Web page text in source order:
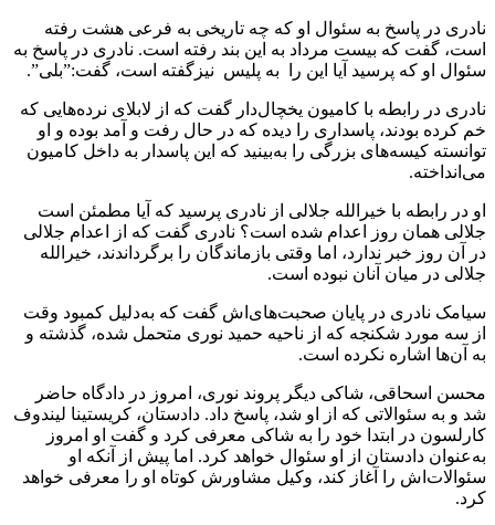
نادری در پاسخ به سئوال او که چه تاریخی به فرعی هشت رفته
است، گفت که بیست مرداد به این بند رفته است. نادری در پاسخ به
سئوال او که پرسید آیا این را به پلیس نیزگفته است، گفت:”بلی”.
نادری در رابطه با کامیون یخچال‌دار گفت که از لابلای نرده‌هایی که
خم کرده بودند، پاسداری را دیده که در حال رفت و آمد بوده و او
توانسته کیسه‌های بزرگی را به‌بینید که این پاسدار به داخل کامیون
می‌انداخته.
او در رابطه با خیرالله جلالی از نادری پرسید که آیا مطمئن است
جلالی همان روز اعدام شده است؟ نادری گفت که از اعدام جلالی
در آن روز خبر ندارد، اما وقتی بازماندگان را برگرداندند، خیرالله
جلالی در میان آنان نبوده است.
سیامک نادری در پایان صحبت‌های‌اش گفت که به‌دلیل کمبود وقت
از سه مورد شکنجه که از ناحیه حمید نوری متحمل شده، گذشته و
به آن‌ها اشاره نکرده است.
محسن اسحاقی، شاکی دیگر پروند نوری، امروز در دادگاه حاضر
شد و به سئوالاتی که از او شد، پاسخ داد. دادستان، کریستینا لیندوف
کارلسون در ابتدا خود را به شاکی معرفی کرد و گفت او امروز
به‌عنوان دادستان از او سئوال خواهد کرد. اما پیش از آنکه او
سئوالات‌اش را آغاز کند، وکیل مشاورش کوتاه او را معرفی خواهد
کرد.